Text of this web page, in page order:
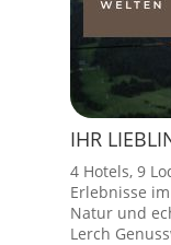
IHR
4 Hotels, 9
Erlebnisse
Natur und
Lerch